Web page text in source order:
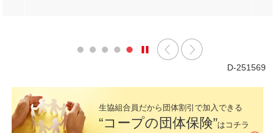
D-251569
生協組合員だから 団体割引で加入できる
“コープの団体保険”はコチラ